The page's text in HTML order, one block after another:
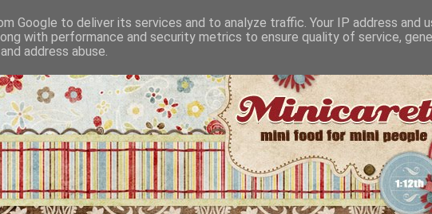
Google to deliver its services and to analyze traffic. Your IP address and
with performance and security metrics to ensure quality of service,
address abuse.